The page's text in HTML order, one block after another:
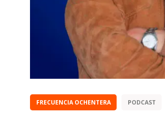
FRECUENCIA OCHENTERA PODCAST